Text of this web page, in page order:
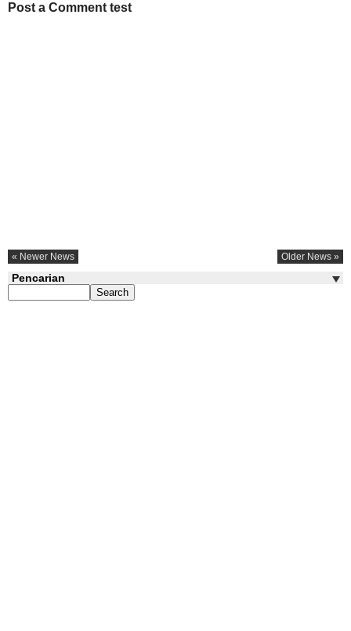
Post a Comment test
« Newer News Older News »
Pencarian